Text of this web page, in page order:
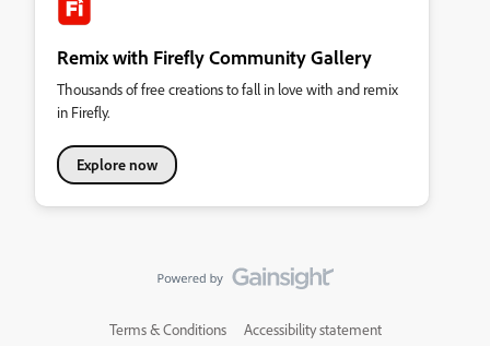
Remix with Firefly Community Gallery
Thousands of free creations to fall in love with and remix
in Firefly.
Explore now
Terms & Conditions Accessibility statement